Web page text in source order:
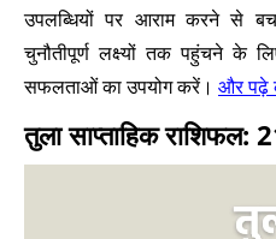
उपलब्धियों पर आराम करने से
चुनौतीपूर्ण लक्ष्यों तक पहुंचने के
सफलताओं का उपयोग करें। और पढ़े
तुला साप्ताहिक